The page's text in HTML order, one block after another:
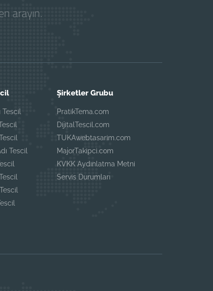
arayın.
Tescil
Tescil
Şirketler Grubu
PratikTema.com
DijitalTescil.com
TUKAwebtasarim.com
MajorTakipci.com
KVKK Aydınlatma Metni
Servis Durumları